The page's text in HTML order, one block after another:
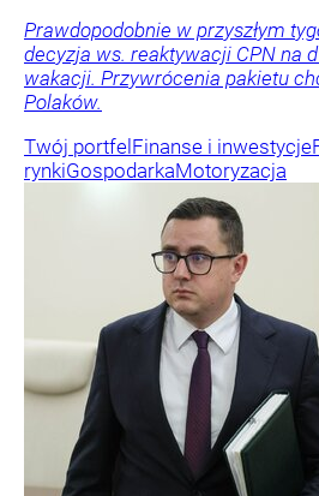
Prawdopodobnie w przyszłym
decyzja ws. reaktywacji CPN na
wakacji. Przywrócenia pakietu
Polaków.
Twój portfel Finanse i inwestycje
rynkiGospodarkaMotoryzacja